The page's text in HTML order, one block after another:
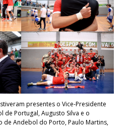
presentes o Vice-Presidente
de Portugal, Augusto Silva e o
de Andebol do Porto, Paulo Martins,